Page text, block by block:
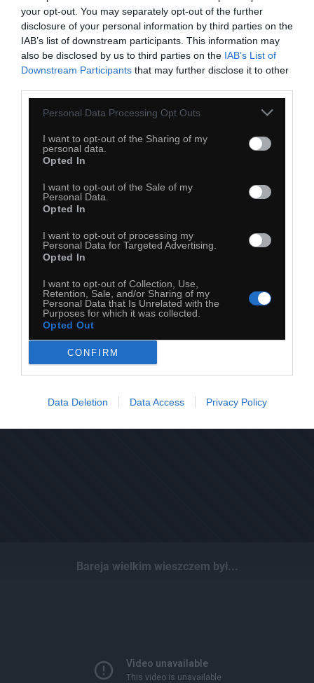
your opt-out. You may separately opt-out of the further
disclosure of your personal information by third parties on the
IAB’s list of downstream participants. This information may
also be disclosed by us to third parties on the IAB’s List of
Downstream Participants that may further disclose it to other
Personal Data Processing Opt Outs
I want to opt-out of the Sharing of my
personal data.
Opted In
I want to opt-out of the Sale of my
Personal Data.
Opted In
I want to opt-out of processing my
Personal Data for Targeted Advertising.
Opted In
I want to opt-out of Collection, Use,
Retention, Sale, and/or Sharing of my
Personal Data that Is Unrelated with the
Purposes for which it was collected.
Opted Out
CONFIRM
Data Deletion Data Access Privacy Policy
Udany obiadek
Bareja wielkim wieszczem był...